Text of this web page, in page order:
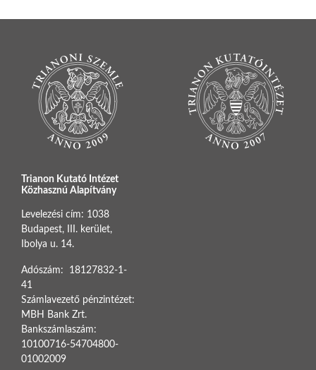
Trianon Kutató Intézet
Közhasznú Alapítvány
Levelezési cím: 1038
Budapest, III. kerület,
Ibolya u. 14.
Adószám: 18127832-1-
41
Számlavezető pénzintézet:
MBH Bank Zrt.
Bankszámlaszám:
10100716-54704800-
01002009